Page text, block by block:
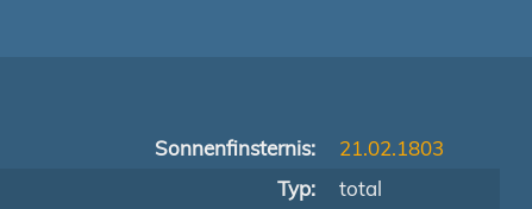
Sonnenfinsternis:
21.02.1803
Typ:
total